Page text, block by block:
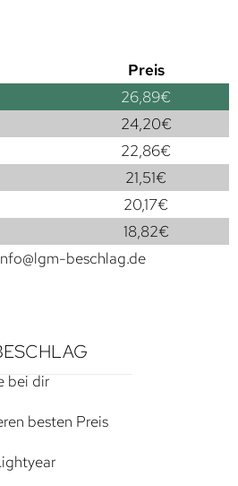
Preis
26,89€
24,20€
22,86€
21,51€
20,17€
18,82€
beschlag.de
bei dir
besten Preis